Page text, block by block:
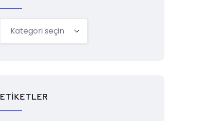
ETIKETLER